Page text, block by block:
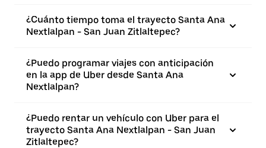
¿Cuánto tiempo toma el trayecto Santa Ana
Nextlalpan - San Juan Zitlaltepec?
¿Puedo programar viajes con anticipación
en la app de Uber desde Santa Ana
Nextlalpan?
¿Puedo rentar un vehículo con Uber para el
trayecto Santa Ana Nextlalpan - San Juan
Zitlaltepec?